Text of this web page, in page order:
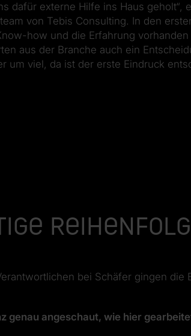
dafür externe Hilfe ins Haus geholt“,
von Tebis Consulting. In den
how und die Erfahrung
aus der Branche auch ein
um viel, da ist der erste Eindruck
bei Schäfer gingen
genau angeschaut, wie hier